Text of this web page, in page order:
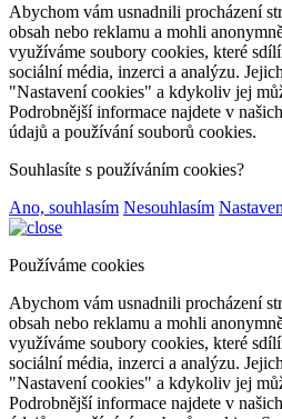
Abychom vám usnadnili procházení
obsah nebo reklamu a mohli
využíváme soubory cookies, které
sociální média, inzerci a analýzu.
"Nastavení cookies" a kdykoliv jej
Podrobnější informace najdete v
údajů a používání souborů cookies.
Souhlasíte s používáním cookies?
Ano, souhlasím Nesouhlasím
Používáme cookies
Abychom vám usnadnili procházení
obsah nebo reklamu a mohli
využíváme soubory cookies, které
sociální média, inzerci a analýzu.
"Nastavení cookies" a kdykoliv jej
Podrobnější informace najdete v